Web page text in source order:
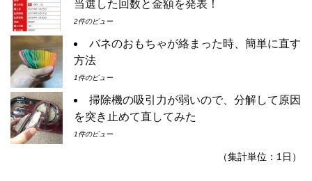
当選した回数と金額を発表！
2件のビュー
バネのおもちゃが絡まった時、簡単に直す
方法
1件のビュー
掃除機の吸引力が弱いので、分解して原因
を突き止めて直してみた
1件のビュー
（集計単位：1日）